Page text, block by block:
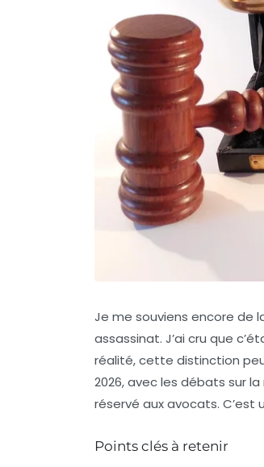
Je me souviens encore de
assassinat. J’ai cru que
réalité, cette distinction
2026, avec les débats sur
réservé aux avocats.
Points clés à retenir